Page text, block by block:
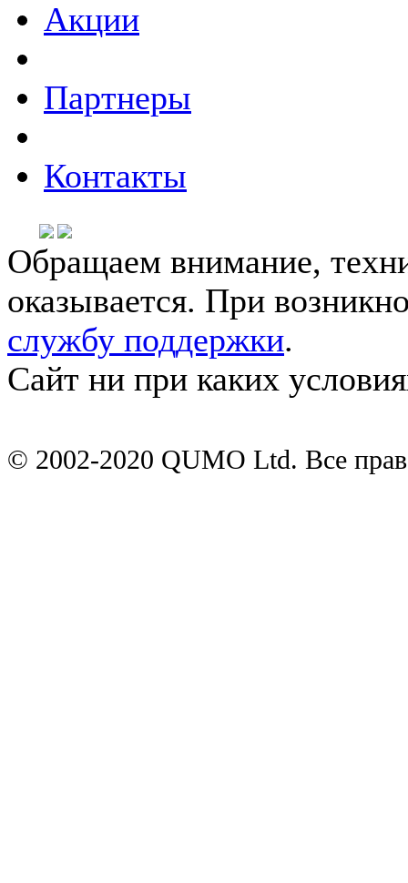
Акции
Партнеры
Контакты
Обращаем внимание,
оказывается. При
службу поддержки.
Сайт ни при каких
© 2002-2020 QUMO Ltd. Все